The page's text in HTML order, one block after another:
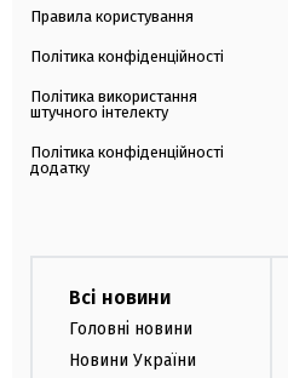
Правила користування
Політика конфіденційності
Політика використання
штучного інтелекту
Політика конфіденційності
додатку
Всі новини
Головні новини
Новини України